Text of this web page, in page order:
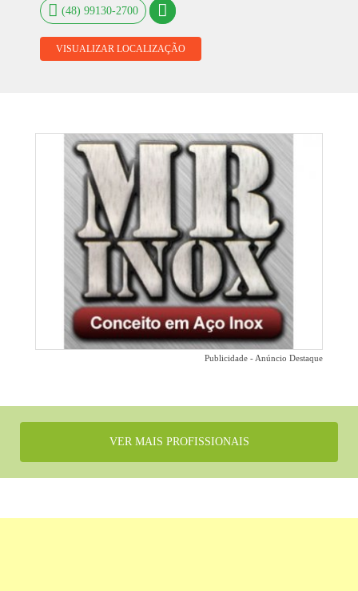
(48) 99130-2700
VISUALIZAR LOCALIZAÇÃO
Publicidade - Anúncio Destaque
VER MAIS PROFISSIONAIS